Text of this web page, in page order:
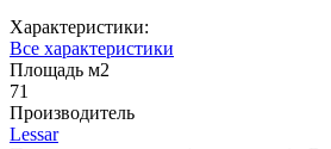
Характеристики:
Все характеристики
Площадь м2
71
Производитель
Lessar